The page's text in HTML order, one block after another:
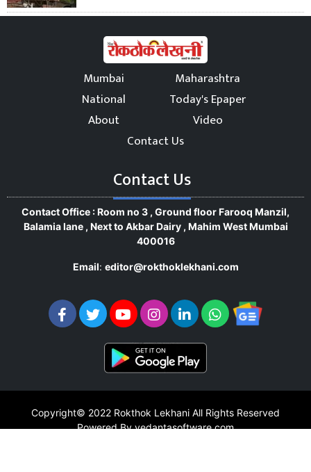
Mumbai
Maharashtra
National
Today's Epaper
About
Video
Contact Us
Contact Us
Contact Office : Room no 3 , Ground floor Farooq Manzil,
Balamia lane , Next to Akbar Dairy , Mahim West Mumbai
400016
Email: editor@rokthoklekhani.com
Copyright© 2022 Rokthok Lekhani All Rights Reserved
Powered By vedantasoftware.com